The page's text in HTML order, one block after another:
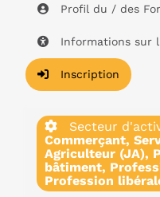
Profil du / des
Informations sur
Inscription
Secteur
Commerçant,
Agriculteur (JA),
bâtiment,
Profession